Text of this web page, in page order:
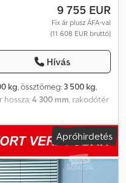
5a 38723 Seesen Tel.:
=.=.=.=.=. A
felszereltséget, a
méretek) fenntartva.
9 755 EUR
Fix ár plusz ÁFA-val
(11 608 EUR bruttó)
Hívás
kg, össztömeg: 3 500 kg,
hossza:4 300 mm, rakodótér
Műszaki adatok: *
szállítására alkalmas
teher: 2400 kg * Belső
cm * Padló: Rétegelt lemez
* Váz: Hegesztett
Apróhirdetés